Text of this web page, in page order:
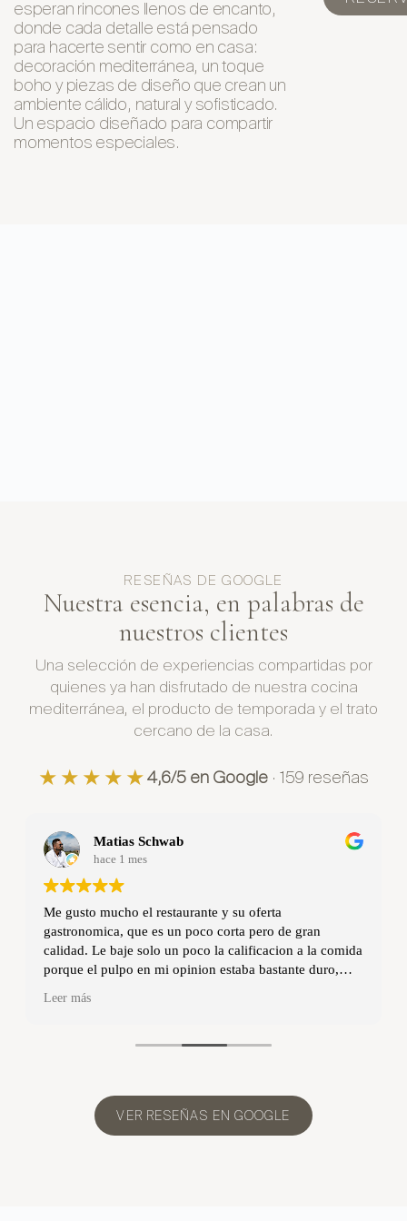
esperan rincones llenos de encanto,
donde cada detalle está pensado
para hacerte sentir como en casa:
decoración mediterránea, un toque
boho y piezas de diseño que crean un
ambiente cálido, natural y sofisticado.
Un espacio diseñado para compartir
momentos especiales.
RESEÑAS DE GOOGLE
Nuestra esencia, en palabras de
nuestros clientes
Una selección de experiencias compartidas por
quienes ya han disfrutado de nuestra cocina
mediterránea, el producto de temporada y el trato
cercano de la casa.
★★★★★4,6/5 en Google · 159 reseñas
Matias Schwab
hace 1 mes
Me gusto mucho el restaurante y su oferta
gastronomica, que es un poco corta pero de gran
calidad. Le baje solo un poco la calificacion a la comida
porque el pulpo en mi opinion estaba bastante duro,
fileteado y con caviar, un manjar realmente. Excelente
momentos parecian un poco sobrepasados, aunq todo
salio en tiempo y forma. El flan de la abuela marisol
Leer más
VER RESEÑAS EN GOOGLE